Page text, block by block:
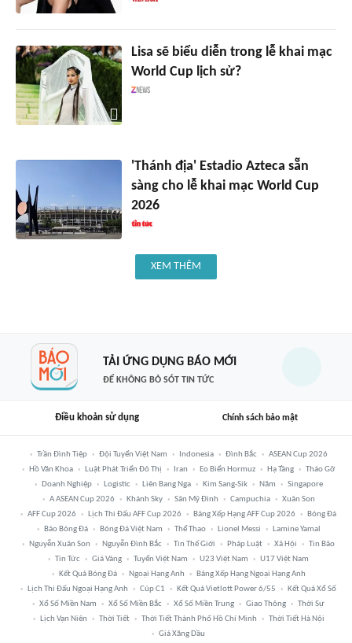
Lisa sẽ biểu diễn trong lễ khai mạc
World Cup lịch sử?
'Thánh địa' Estadio Azteca sẵn
sàng cho lễ khai mạc World Cup
2026
XEM THÊM
TẢI ỨNG DỤNG BÁO MỚI
ĐỂ KHÔNG BỎ SÓT TIN TỨC
Điều khoản sử dụng Chính sách bảo mật
Trần Đình Tiệp Đội Tuyển Việt Nam Indonesia Đình Bắc
ASEAN Cup 2026
Hồ Văn Khoa
Luật Phát Triển Đô Thị Iran Eo Biển Hormuz Hạ Tầng
Tháo Gỡ
Doanh Nghiệp
Logistic Liên Bang Nga Kim Sang-Sik Năm
Singapore
A ASEAN Cup 2026
Khánh Sky Sân Mỹ Đình Campuchia
Xuân Son
AFF Cup 2026
Lịch Thi Đấu AFF Cup 2026 Bảng Xếp Hạng AFF Cup 2026
Bóng Đá
Báo Bóng Đá
Bóng Đá Việt Nam Thể Thao Lionel Messi
Lamine Yamal
Nguyễn Xuân Son
Nguyễn Đình Bắc Tin Thế Giới Pháp Luật Xã Hội
Tin Bão
Tin Tức
Giá Vàng Tuyển Việt Nam U23 Việt Nam
U17 Việt Nam
Kết Quả Bóng Đá
Ngoại Hạng Anh
Bảng Xếp Hạng Ngoại Hạng Anh
Lịch Thi Đấu Ngoại Hạng Anh
Cúp C1 Kết Quả Vietlott Power 6/55
Kết Quả Xổ Số
Xổ Số Miền Nam
Xổ Số Miền Bắc Xổ Số Miền Trung Giao Thông
Thời Sự
Lịch Vạn Niên
Thời Tiết Thời Tiết Thành Phố Hồ Chí Minh
Thời Tiết Hà Nội
Giá Xăng Dầu